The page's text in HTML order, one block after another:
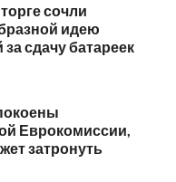
сочли
идею
сдачу батареек
Еврокомиссии,
затронуть